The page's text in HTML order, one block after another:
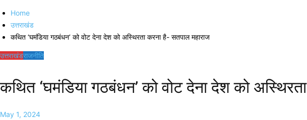
Home
उत्तराखंड
कथित ‘घमंडिया गठबंधन’ को वोट देना देश को अस्थिरता करना है- सतपाल महाराज
उत्तराखंडराजनीति
कथित ‘घमंडिया गठबंधन’ को वोट देना देश को
May 1, 2024